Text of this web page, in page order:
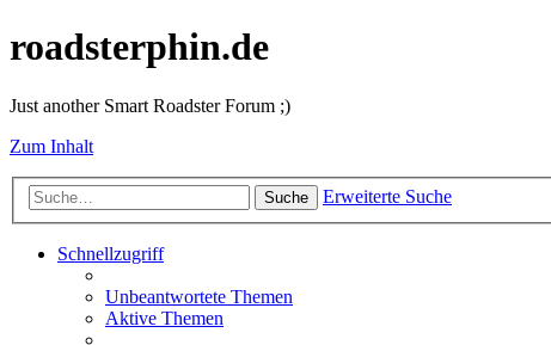
roadsterphin.de
Just another Smart Roadster Forum ;)
Zum Inhalt
Suche Erweiterte Suche
Schnellzugriff
Unbeantwortete Themen
Aktive Themen